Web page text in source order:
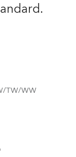
TW/WW